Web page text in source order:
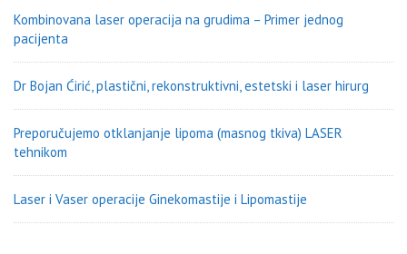
Kombinovana laser operacija na grudima – Primer jednog
pacijenta
Dr Bojan Ćirić, plastični, rekonstruktivni, estetski i laser hirurg
Preporučujemo otklanjanje lipoma (masnog tkiva) LASER
tehnikom
Laser i Vaser operacije Ginekomastije i Lipomastije